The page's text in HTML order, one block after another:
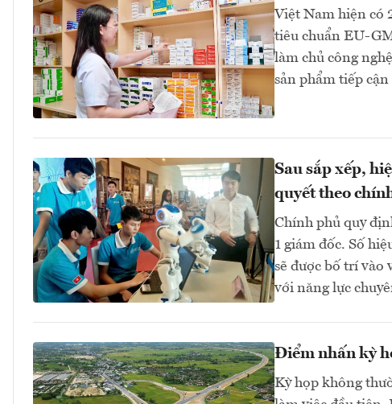
Việt Nam hiện có
tiêu chuẩn EU-
làm chủ công
sản phẩm tiếp
Sau sắp xếp,
quyết theo
Chính phủ quy
1 giám đốc. Số
sẽ được bố trí vào
với năng lực
Điểm nhấn kỳ
Kỳ họp không